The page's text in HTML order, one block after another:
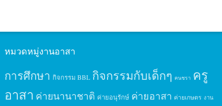
หมวดหมู่งานอาสา
การศึกษา กิจกรรม BBL กิจกรรมกับเด็กๆ คนชรา ครู
อาสา ค่ายนานาชาติ ค่ายอนุรักษ์ ค่ายอาสา ค่ายเกษตร งาน